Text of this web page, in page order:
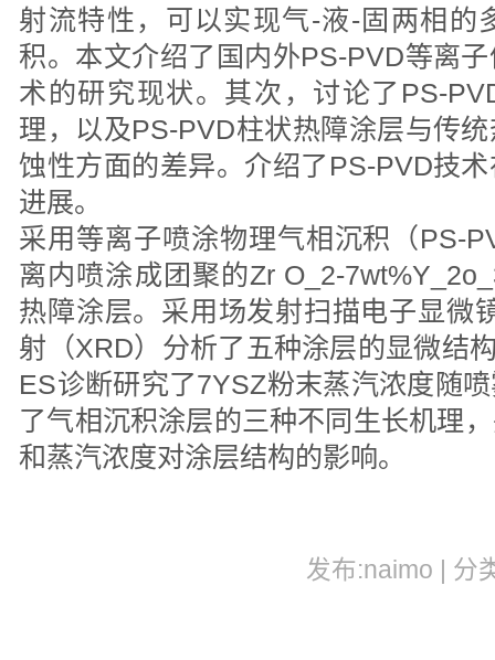
射流特性，可以实现气-液-固两相的
积。本文介绍了国内外PS-PVD等离
术的研究现状。其次，讨论了PS-
理，以及PS-PVD柱状热障涂层与传
蚀性方面的差异。介绍了PS-PVD技
进展。
采用等离子喷涂物理气相沉积（PS-
离内喷涂成团聚的Zr O_2-
热障涂层。采用场发射扫描电子显微
射（XRD）分析了五种涂层的显微结
ES诊断研究了7YSZ粉末蒸汽浓度随
了气相沉积涂层的三种不同生长机理
和蒸汽浓度对涂层结构的影响。
发布:naimo | 分